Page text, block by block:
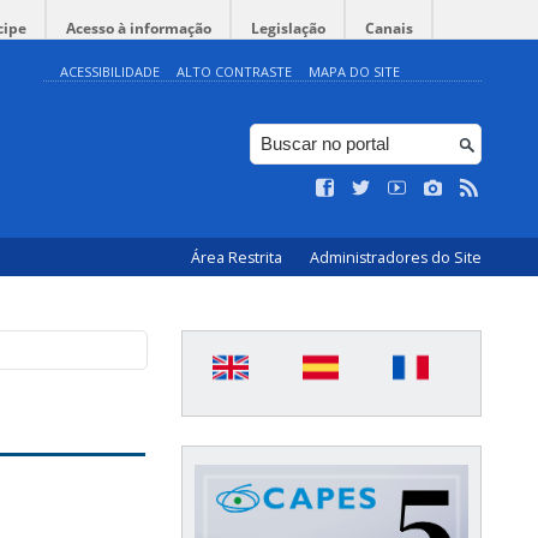
Acesso à informação Legislação Canais
ACESSIBILIDADE ALTO CONTRASTE MAPA DO SITE
Área Restrita Administradores do Site